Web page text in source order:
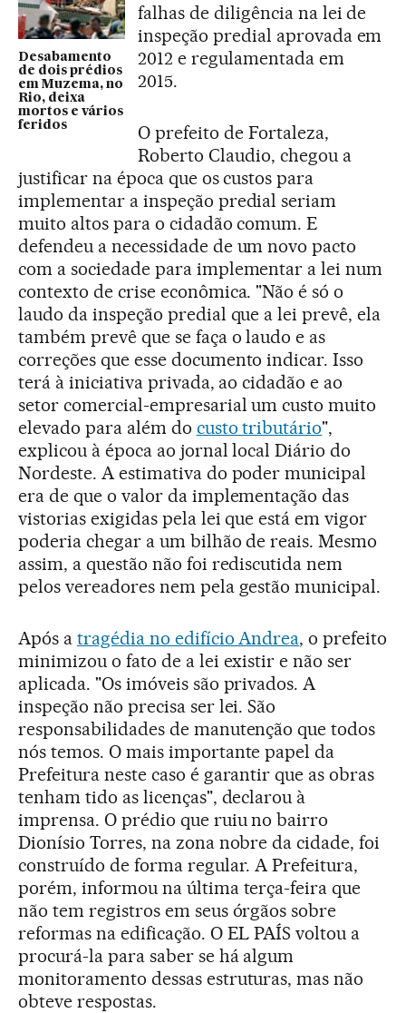
Desabamento
de dois prédios
em Muzema, no
Rio, deixa
mortos e vários
feridos
falhas de diligência na lei de
inspeção predial aprovada em
2012 e regulamentada em
2015.
O prefeito de Fortaleza,
Roberto Claudio, chegou a
justificar na época que os custos para
implementar a inspeção predial seriam
muito altos para o cidadão comum. E
defendeu a necessidade de um novo pacto
com a sociedade para implementar a lei num
contexto de crise econômica. "Não é só o
laudo da inspeção predial que a lei prevê, ela
também prevê que se faça o laudo e as
correções que esse documento indicar. Isso
terá à iniciativa privada, ao cidadão e ao
setor comercial-empresarial um custo muito
elevado para além do custo tributário",
explicou à época ao jornal local Diário do
Nordeste. A estimativa do poder municipal
era de que o valor da implementação das
vistorias exigidas pela lei que está em vigor
poderia chegar a um bilhão de reais. Mesmo
assim, a questão não foi rediscutida nem
pelos vereadores nem pela gestão municipal.
Após a tragédia no edifício Andrea, o prefeito
minimizou o fato de a lei existir e não ser
aplicada. "Os imóveis são privados. A
inspeção não precisa ser lei. São
responsabilidades de manutenção que todos
nós temos. O mais importante papel da
Prefeitura neste caso é garantir que as obras
tenham tido as licenças", declarou à
imprensa. O prédio que ruiu no bairro
Dionísio Torres, na zona nobre da cidade, foi
construído de forma regular. A Prefeitura,
porém, informou na última terça-feira que
não tem registros em seus órgãos sobre
reformas na edificação. O EL PAÍS voltou a
procurá-la para saber se há algum
monitoramento dessas estruturas, mas não
obteve respostas.